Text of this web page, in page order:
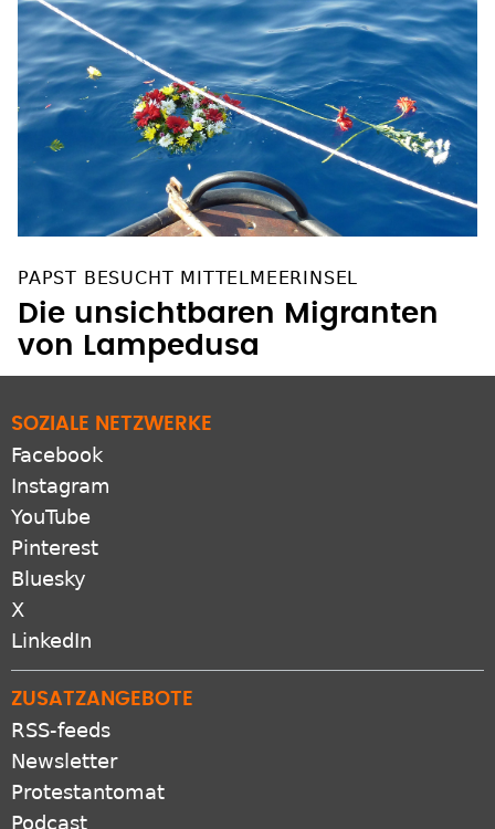
PAPST BESUCHT MITTELMEERINSEL
Die unsichtbaren Migranten
von Lampedusa
SOZIALE NETZWERKE
Facebook
Instagram
YouTube
Pinterest
Bluesky
X
ZUSATZANGEBOTE
RSS-feeds
Newsletter
Protestantomat